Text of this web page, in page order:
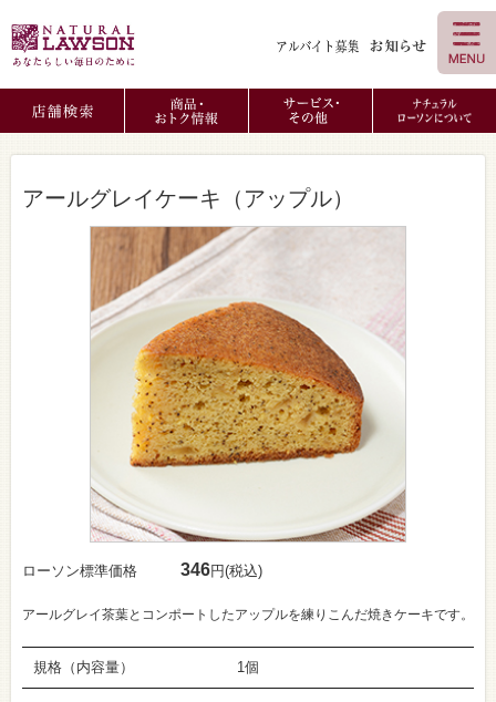
アールグレイケーキ（アップル）
ローソン標準価格 346円(税込)
アールグレイ茶葉とコンポートしたアップルを練りこんだ焼きケーキです。
規格（内容量） 1個